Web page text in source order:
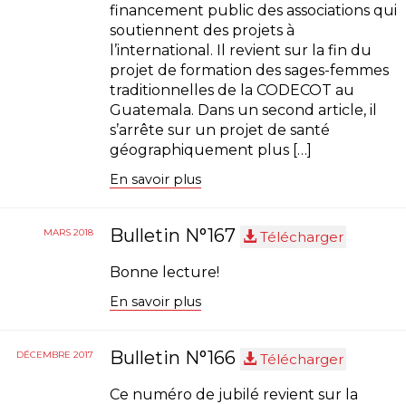
financement public des associations qui
soutiennent des projets à
l’international. Il revient sur la fin du
projet de formation des sages-femmes
traditionnelles de la CODECOT au
Guatemala. Dans un second article, il
s’arrête sur un projet de santé
géographiquement plus […]
En savoir plus
MARS 2018 Bulletin N°167 Télécharger
Bonne lecture!
En savoir plus
DÉCEMBRE 2017 Bulletin N°166 Télécharger
Ce numéro de jubilé revient sur la